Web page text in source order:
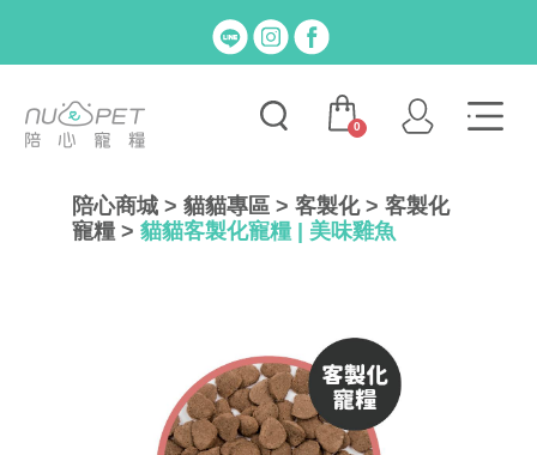
0
陪心商城 > 貓貓專區 > 客製化> 客製化
寵糧 > 貓貓客製化寵糧 | 美味雞魚